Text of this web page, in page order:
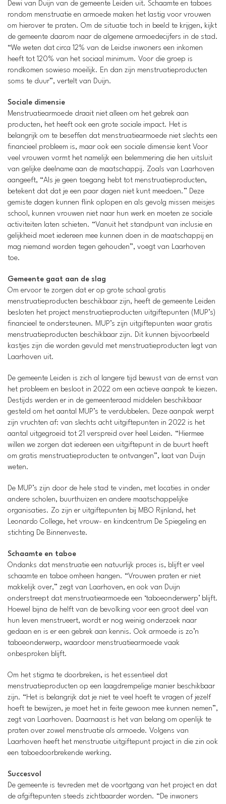
Dewi van Duijn van de gemeente Leiden uit. Schaamte en taboes
rondom menstruatie en armoede maken het lastig voor vrouwen
om hierover te praten. Om de situatie toch in beeld te krijgen, kijkt
de gemeente daarom naar de algemene armoedecijfers in de stad.
“We weten dat circa 12% van de Leidse inwoners een inkomen
heeft tot 120% van het sociaal minimum. Voor die groep is
rondkomen sowieso moeilijk. En dan zijn menstruatieproducten
soms te duur”, vertelt van Duijn.
Sociale dimensie
Menstruatiearmoede draait niet alleen om het gebrek aan
producten, het heeft ook een grote sociale impact. Het is
belangrijk om te beseffen dat menstruatiearmoede niet slechts een
financieel probleem is, maar ook een sociale dimensie kent Voor
veel vrouwen vormt het namelijk een belemmering die hen uitsluit
van gelijke deelname aan de maatschappij. Zoals van Laarhoven
aangeeft, “Als je geen toegang hebt tot menstruatieproducten,
betekent dat dat je een paar dagen niet kunt meedoen.” Deze
gemiste dagen kunnen flink oplopen en als gevolg missen meisjes
school, kunnen vrouwen niet naar hun werk en moeten ze sociale
activiteiten laten schieten. “Vanuit het standpunt van inclusie en
gelijkheid moet iedereen mee kunnen doen in de maatschappij en
mag niemand worden tegen gehouden”, voegt van Laarhoven
toe.
Gemeente gaat aan de slag
Om ervoor te zorgen dat er op grote schaal gratis
menstruatieproducten beschikbaar zijn, heeft de gemeente Leiden
besloten het project menstruatieproducten uitgiftepunten (MUP’s)
financieel te ondersteunen. MUP’s zijn uitgiftepunten waar gratis
menstruatieproducten beschikbaar zijn. Dit kunnen bijvoorbeeld
kastjes zijn die worden gevuld met menstruatieproducten legt van
Laarhoven uit.
De gemeente Leiden is zich al langere tijd bewust van de ernst van
het probleem en besloot in 2022 om een actieve aanpak te kiezen.
Destijds werden er in de gemeenteraad middelen beschikbaar
gesteld om het aantal MUP’s te verdubbelen. Deze aanpak werpt
zijn vruchten af: van slechts acht uitgiftepunten in 2022 is het
aantal uitgegroeid tot 21 verspreid over heel Leiden. “Hiermee
willen we zorgen dat iedereen een uitgiftepunt in de buurt heeft
om gratis menstruatieproducten te ontvangen”, laat van Duijn
weten.
De MUP’s zijn door de hele stad te vinden, met locaties in onder
andere scholen, buurthuizen en andere maatschappelijke
organisaties. Zo zijn er uitgiftepunten bij MBO Rijnland, het
Leonardo College, het vrouw- en kindcentrum De Spiegeling en
stichting De Binnenveste.
Schaamte en taboe
Ondanks dat menstruatie een natuurlijk proces is, blijft er veel
schaamte en taboe omheen hangen. “Vrouwen praten er niet
makkelijk over,” zegt van Laarhoven, en ook van Duijn
onderstreept dat menstruatiearmoede een ‘taboeonderwerp’ blijft.
Hoewel bijna de helft van de bevolking voor een groot deel van
hun leven menstrueert, wordt er nog weinig onderzoek naar
gedaan en is er een gebrek aan kennis. Ook armoede is zo’n
taboeonderwerp, waardoor menstruatiearmoede vaak
onbesproken blijft.
Om het stigma te doorbreken, is het essentieel dat
menstruatieproducten op een laagdrempelige manier beschikbaar
zijn. “Het is belangrijk dat je niet te veel hoeft te vragen of jezelf
hoeft te bewijzen, je moet het in feite gewoon mee kunnen nemen”,
zegt van Laarhoven. Daarnaast is het van belang om openlijk te
praten over zowel menstruatie als armoede. Volgens van
Laarhoven heeft het menstruatie uitgiftepunt project in die zin ook
een taboedoorbrekende werking.
Succesvol
De gemeente is tevreden met de voortgang van het project en dat
de afgiftepunten steeds zichtbaarder worden. “De inwoners